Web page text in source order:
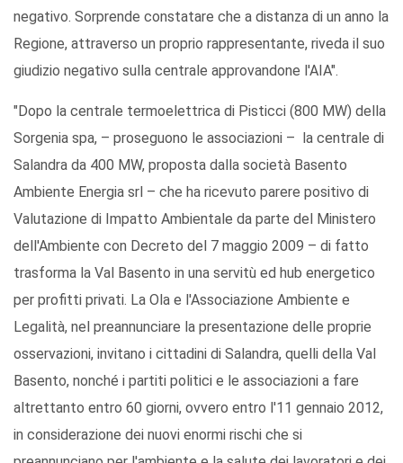
negativo. Sorprende constatare che a distanza di un anno la
Regione, attraverso un proprio rappresentante, riveda il suo
giudizio negativo sulla centrale approvandone l'AIA".
"Dopo la centrale termoelettrica di Pisticci (800 MW) della
Sorgenia spa, – proseguono le associazioni – la centrale di
Salandra da 400 MW, proposta dalla società Basento
Ambiente Energia srl – che ha ricevuto parere positivo di
Valutazione di Impatto Ambientale da parte del Ministero
dell'Ambiente con Decreto del 7 maggio 2009 – di fatto
trasforma la Val Basento in una servitù ed hub energetico
per profitti privati. La Ola e l'Associazione Ambiente e
Legalità, nel preannunciare la presentazione delle proprie
osservazioni, invitano i cittadini di Salandra, quelli della Val
Basento, nonché i partiti politici e le associazioni a fare
altrettanto entro 60 giorni, ovvero entro l'11 gennaio 2012,
in considerazione dei nuovi enormi rischi che si